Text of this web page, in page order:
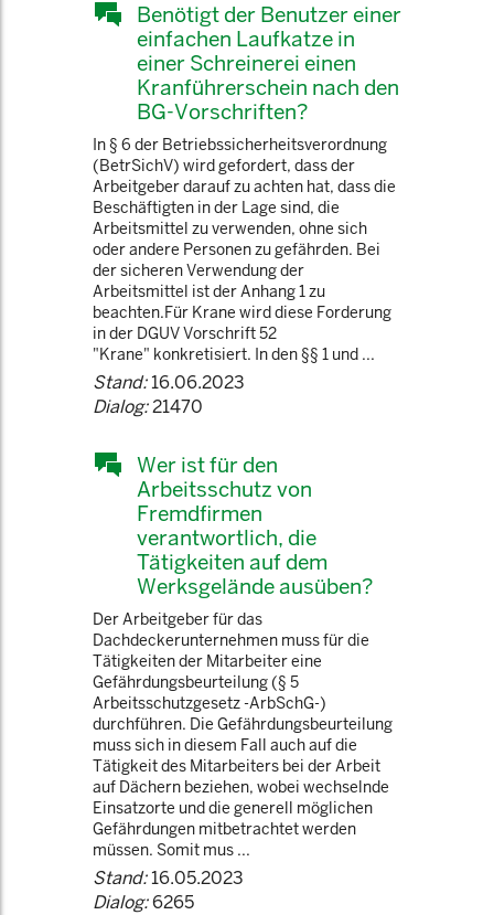
Benötigt der Benutzer einer
einfachen Laufkatze in
einer Schreinerei einen
Kranführerschein nach den
BG-Vorschriften?
In § 6 der Betriebssicherheitsverordnung
(BetrSichV) wird gefordert, dass der
Arbeitgeber darauf zu achten hat, dass die
Beschäftigten in der Lage sind, die
Arbeitsmittel zu verwenden, ohne sich
oder andere Personen zu gefährden. Bei
der sicheren Verwendung der
Arbeitsmittel ist der Anhang 1 zu
beachten.Für Krane wird diese Forderung
in der DGUV Vorschrift 52
"Krane" konkretisiert. In den §§ 1 und ...
Stand:16.06.2023
Dialog:21470
Wer ist für den
Arbeitsschutz von
Fremdfirmen
verantwortlich, die
Tätigkeiten auf dem
Werksgelände ausüben?
Der Arbeitgeber für das
Dachdeckerunternehmen muss für die
Tätigkeiten der Mitarbeiter eine
Gefährdungsbeurteilung (§ 5
Arbeitsschutzgesetz -ArbSchG-)
durchführen. Die Gefährdungsbeurteilung
muss sich in diesem Fall auch auf die
Tätigkeit des Mitarbeiters bei der Arbeit
auf Dächern beziehen, wobei wechselnde
Einsatzorte und die generell möglichen
Gefährdungen mitbetrachtet werden
müssen. Somit mus ...
Stand:16.05.2023
Dialog:6265